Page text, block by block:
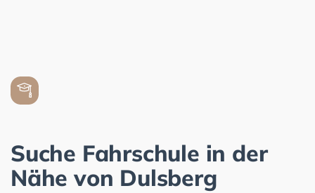
Suche Fahrschule in der
Nähe von Dulsberg